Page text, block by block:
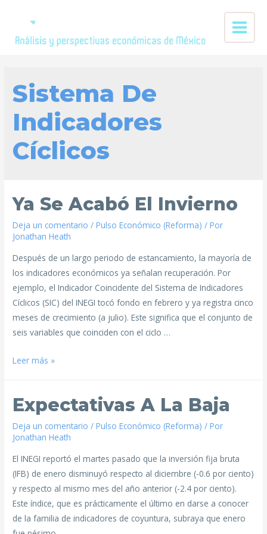
Sistema De
Indicadores
Cíclicos
Ya Se Acabó El Invierno
Deja un comentario /Pulso Económico (Reforma) / Por
Jonathan Heath
Después de un largo periodo de estancamiento, la mayoría de
los indicadores económicos ya señalan recuperación. Por
ejemplo, el Indicador Coincidente del Sistema de Indicadores
Cíclicos (SIC) del INEGI tocó fondo en febrero y ya registra cinco
meses de crecimiento (a julio). Este significa que el conjunto de
seis variables que coinciden con el ciclo …
Leer más »
Expectativas A La Baja
Deja un comentario /Pulso Económico (Reforma) / Por
Jonathan Heath
El INEGI reportó el martes pasado que la inversión fija bruta
(IFB) de enero disminuyó respecto al diciembre (-0.6 por ciento)
y respecto al mismo mes del año anterior (-2.4 por ciento).
Este índice, que es prácticamente el último en darse a conocer
de la familia de indicadores de coyuntura, subraya que enero